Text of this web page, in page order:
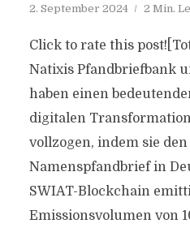
2. September 2024 2 Min.
Click to rate this
Natixis Pfandbriefbank
haben einen
digitalen
vollzogen, indem sie
Namenspfandbrief in
SWIAT-Blockchain
Emissionsvolumen von